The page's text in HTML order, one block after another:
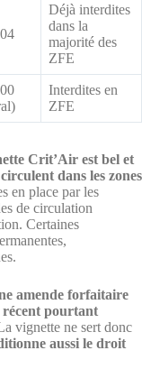
Déjà interdites
dans la
majorité des
ZFE
Interdites en
ZFE
Crit’Air est bel et
dans les zones
en place par les
de circulation
Certaines
amende forfaitaire
récent pourtant
vignette ne sert donc
aussi le droit